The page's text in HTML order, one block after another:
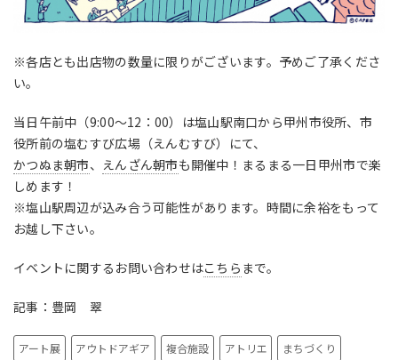
※各店とも出店物の数量に限りがございます。予めご了承くださ
い。
当日午前中（9:00～12：00）は塩山駅南口から甲州市役所、市
役所前の塩むすび広場（えんむすび）にて、
かつぬま朝市、 えんざん朝市も開催中！まるまる一日甲州市で楽
しめます！
※塩山駅周辺が込み合う可能性があります。時間に余裕をもって
お越し下さい。
イベントに関するお問い合わせはこちら まで。
記事：豊岡 翠
アート展 アウトドアギア 複合施設 アトリエ まちづくり